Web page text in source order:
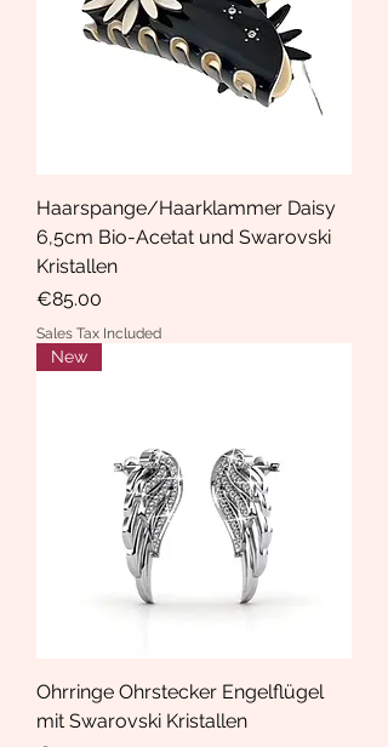
Haarspange/Haarklammer Daisy
6,5cm Bio-Acetat und Swarovski
Kristallen
Price
€85.00
Sales Tax Included
New
Ohrringe Ohrstecker Engelflügel
mit Swarovski Kristallen